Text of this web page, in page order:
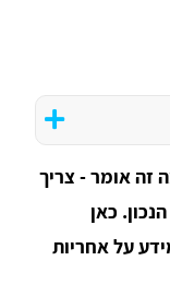
זה אומר - צריך
כאן
על אחריות